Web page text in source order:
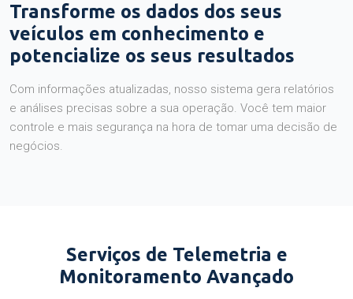
Transforme os dados dos seus
veículos em conhecimento e
potencialize os seus resultados
Com informações atualizadas, nosso sistema gera relatórios
e análises precisas sobre a sua operação. Você tem maior
controle e mais segurança na hora de tomar uma decisão de
negócios.
Serviços de Telemetria e
Monitoramento Avançado